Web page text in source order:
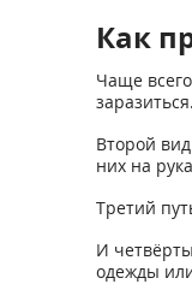
Как
Чаще
Второй
них на
Третий
И
одежды